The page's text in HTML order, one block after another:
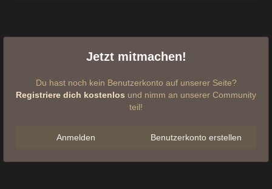
Jetzt mitmachen!
Du hast noch kein Benutzerkonto auf unserer Seite?
Registriere dich kostenlos und nimm an unserer Community
teil!
Benutzerkonto erstellen
Anmelden